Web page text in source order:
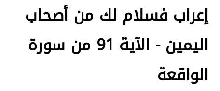
إعراب فسلام لك من أصحاب
اليمين - الآية 91 من سورة
الواقعة